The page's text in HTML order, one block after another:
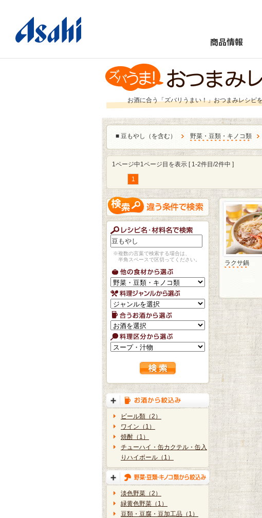
商品情報
お酒に合う「ズバリうまい！」おつまみレシピ
■ 豆もやし（を含む） 野菜・豆類・キノコ類
1ページ中1ページ目を表示 [ 1-2件目/2件中 ]
1
※複数の言葉で検索する場合は、
半角スペースで区切ってください。
ビール類（2）
ワイン（1）
焼酎（1）
チューハイ・缶カクテル・缶入
りハイボール（1）
淡色野菜（2）
緑黄色野菜（1）
豆類・豆腐・豆加工品（1）
ラクサ鍋